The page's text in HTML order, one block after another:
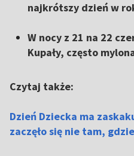
najkrótszy dzień w
W nocy z 21 na 22
Kupały, często
Czytaj także:
Dzień Dziecka ma
zaczęło się nie tam,